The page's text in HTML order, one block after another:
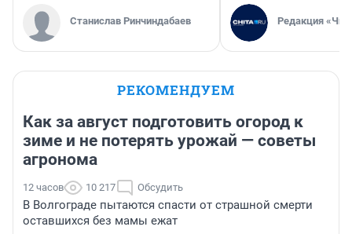
Станислав Ринчиндабаев Редакция
РЕКОМЕНДУЕМ
Как за август подготовить огород к
зиме и не потерять урожай — советы
агронома
12 часов 10 217 Обсудить
В Волгограде пытаются спасти от страшной смерти
оставшихся без мамы ежат